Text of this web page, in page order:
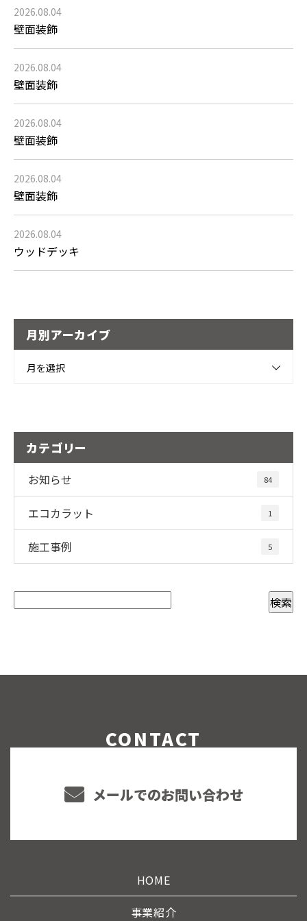
2026.08.04
壁面装飾
2026.08.04
壁面装飾
2026.08.04
壁面装飾
2026.08.04
壁面装飾
2026.08.04
ウッドデッキ
月別アーカイブ
月を選択
カテゴリー
お知らせ 84
エコカラット 1
施工事例 5
CONTACT
メールでのお問い合わせ
HOME
事業紹介